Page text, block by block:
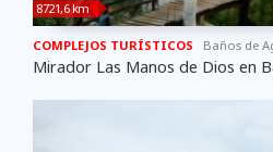
8721,6 km
COMPLEJOS TURÍSTICOS Baños de
Mirador Las Manos de Dios en